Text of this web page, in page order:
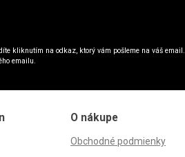
kliknutím na odkaz, ktorý vám pošleme na váš email.
emailu.
O nákupe
Obchodné podmienky